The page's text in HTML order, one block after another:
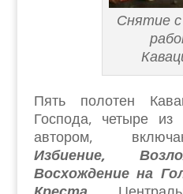
Снятие
Пять полотен
Господа, четыре из
автором,
Избиение,
Восхождение на